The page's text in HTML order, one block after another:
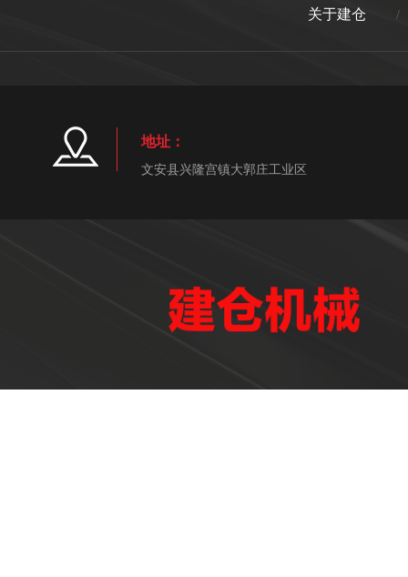
关于建仓 /
地址：
文安县兴隆宫镇大郭庄工业区